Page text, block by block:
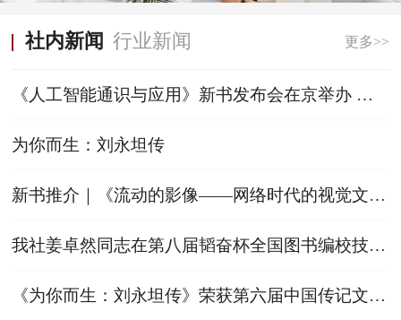
社内新闻 行业新闻 更多>>
《人工智能通识与应用》新书发布会在京举办 开
启 AI 教育融合新范式
为你而生：刘永坦传
新书推介｜《流动的影像——网络时代的视觉文化
研究》
我社姜卓然同志在第八届韬奋杯全国图书编校技能
大赛（职工组）黑龙江赛区初赛中获编辑组一等奖
《为你而生：刘永坦传》荣获第六届中国传记文学